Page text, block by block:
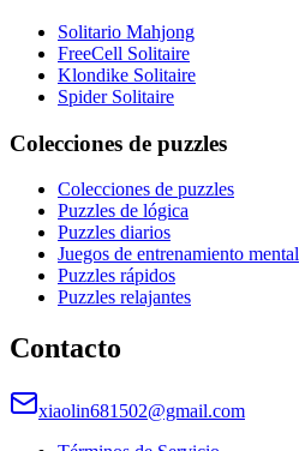
Solitario Mahjong
FreeCell Solitaire
Klondike Solitaire
Spider Solitaire
Colecciones de puzzles
Colecciones de puzzles
Puzzles de lógica
Puzzles diarios
Juegos de entrenamiento mental
Puzzles rápidos
Puzzles relajantes
Contacto
xiaolin681502@gmail.com